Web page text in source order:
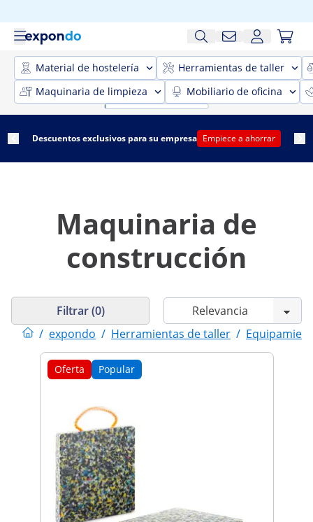
Material de hostelería
Herramientas de taller
Maquinaria de limpieza
Mobiliario de oficina
Descuentos exclusivos para su empresa Empiece a ahorrar
Maquinaria de
construcción
/ expondo / Herramientas de taller /
Filtrar (0)
Oferta Popular